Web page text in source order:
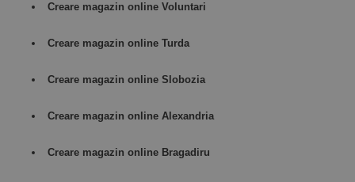
Creare magazin online Voluntari
Creare magazin online Turda
Creare magazin online Slobozia
Creare magazin online Alexandria
Creare magazin online Bragadiru